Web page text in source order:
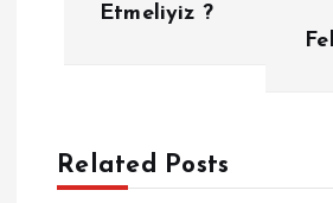
e
Etmeliyiz ?
Related Posts